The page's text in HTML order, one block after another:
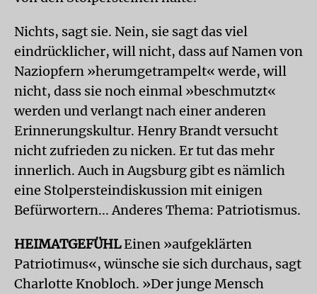
Nichts, sagt sie. Nein, sie sagt das viel
eindrücklicher, will nicht, dass auf Namen von
Naziopfern »herumgetrampelt« werde, will
nicht, dass sie noch einmal »beschmutzt«
werden und verlangt nach einer anderen
Erinnerungskultur. Henry Brandt versucht
nicht zufrieden zu nicken. Er tut das mehr
innerlich. Auch in Augsburg gibt es nämlich
eine Stolpersteindiskussion mit einigen
Befürwortern... Anderes Thema: Patriotismus.
HEIMATGEFÜHLEinen »aufgeklärten
Patriotimus«, wünsche sie sich durchaus, sagt
Charlotte Knobloch. »Der junge Mensch